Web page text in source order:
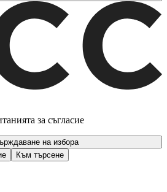
за съгласие
на избора
Към търсене